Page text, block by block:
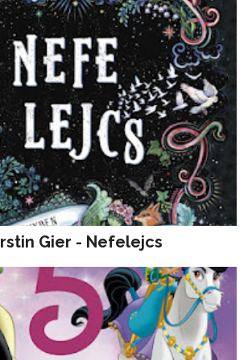
Gier - Nefelejcs